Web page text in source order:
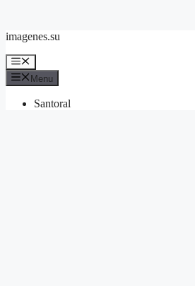
to
imagenes.su
Menu
Menu
Santoral